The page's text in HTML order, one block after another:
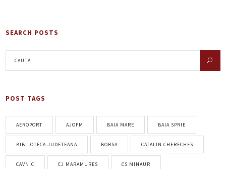
SEARCH POSTS
POST TAGS
AEROPORT AJOFM BAIA MARE BAIA SPRIE
BIBLIOTECA JUDETEANA BORSA CATALIN CHERECHES
CAVNIC CJ MARAMURES CS MINAUR